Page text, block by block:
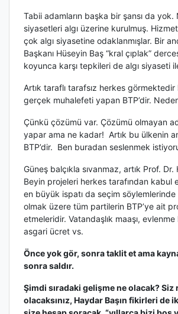
Tabii adamların başka bir şansı da yok.
siyasetleri algı üzerine kurulmuş.
çok algı siyasetine odaklanmışlar. Bir
Başkanı Hüseyin Baş “kral çıplak”
koyunca karşı tepkileri de algı
Artık taraflı tarafsız herkes
gerçek muhalefeti yapan BTP’dir.
Çünkü çözümü var. Çözümü olmayan
yapar ama ne kadar! Artık bu ülkenin
BTP’dir. Ben buradan seslenmek
Güneş balçıkla sıvanmaz, artık Prof.
Beyin projeleri herkes tarafından kabul
en büyük ispatı da seçim söylemlerinde
olmak üzere tüm partilerin BTP’ye ait
etmeleridir. Vatandaşlık maaşı,
asgari ücret vs.
Önce yok gör, sonra taklit et ama
sonra saldır.
Şimdi sıradaki gelişme ne olacak? Siz
olacaksınız, Haydar Başın fikirleri de